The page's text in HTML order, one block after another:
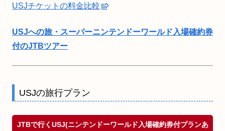
USJチケットの料金比較
USJへの旅・スーパーニンテンドーワールド入場確約券
付のJTBツアー
USJの旅行プラン
JTBで行くUSJ(ニンテンドーワールド入場確約券付プランあ